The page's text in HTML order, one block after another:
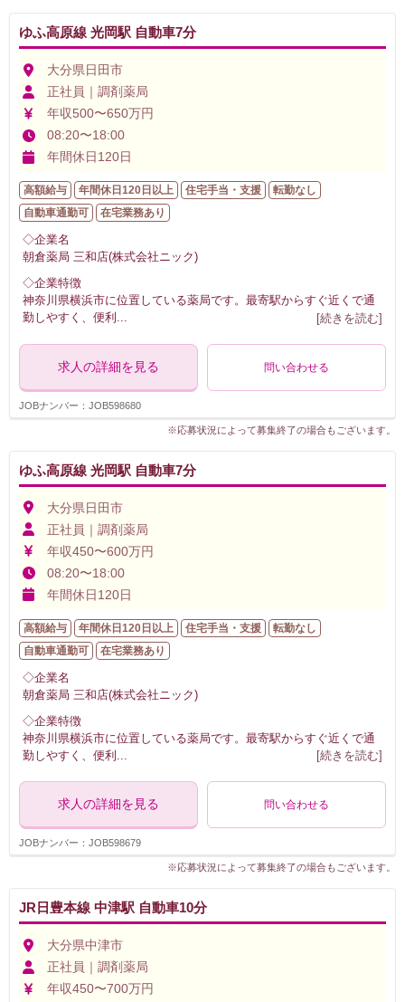
ゆふ高原線 光岡駅 自動車7分
大分県日田市
正社員｜調剤薬局
年収500〜650万円
08:20〜18:00
年間休日120日
高額給与 年間休日120日以上 住宅手当・支援
転勤なし
自動車通勤可
在宅業務あり
◇企業名
朝倉薬局 三和店(株式会社ニック)
◇企業特徴
神奈川県横浜市に位置している薬局です。最寄駅からすぐ近くで通
勤しやすく、便利 ... [続きを読む]
求人の詳細を見る 問い合わせる
JOBナンバー：JOB598680
※応募状況によって募集終了の場合もございます。
ゆふ高原線 光岡駅 自動車7分
大分県日田市
正社員｜調剤薬局
年収450〜600万円
08:20〜18:00
年間休日120日
高額給与 年間休日120日以上 住宅手当・支援
転勤なし
自動車通勤可
在宅業務あり
◇企業名
朝倉薬局 三和店(株式会社ニック)
◇企業特徴
神奈川県横浜市に位置している薬局です。最寄駅からすぐ近くで通
勤しやすく、便利
[続きを読む]
求人の詳細を見る 問い合わせる
JOBナンバー：JOB598679
※応募状況によって募集終了の場合もございます。
JR日豊本線 中津駅 自動車10分
大分県中津市
正社員｜調剤薬局
年収450〜700万円